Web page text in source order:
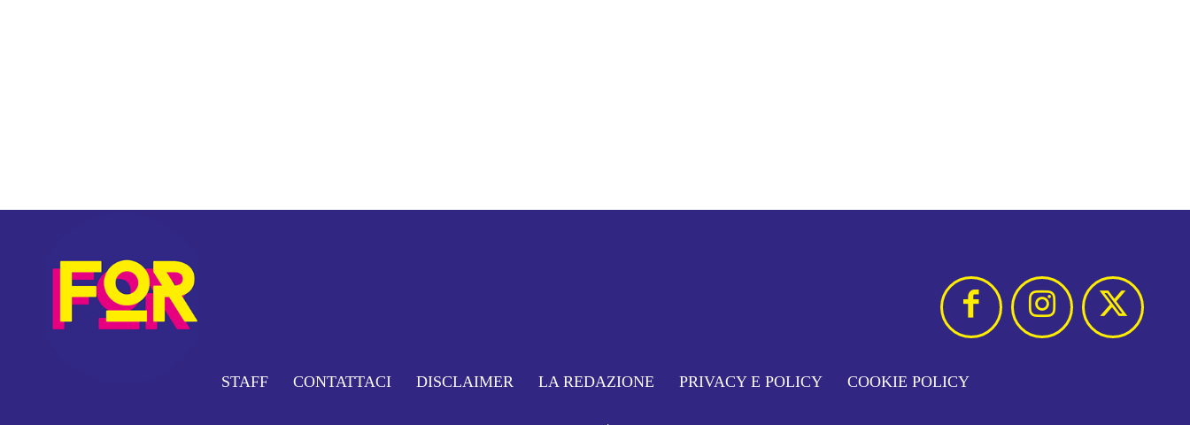
STAFF CONTATTACI DISCLAIMER LA REDAZIONE PRIVACY E POLICY COOKIE POLICY